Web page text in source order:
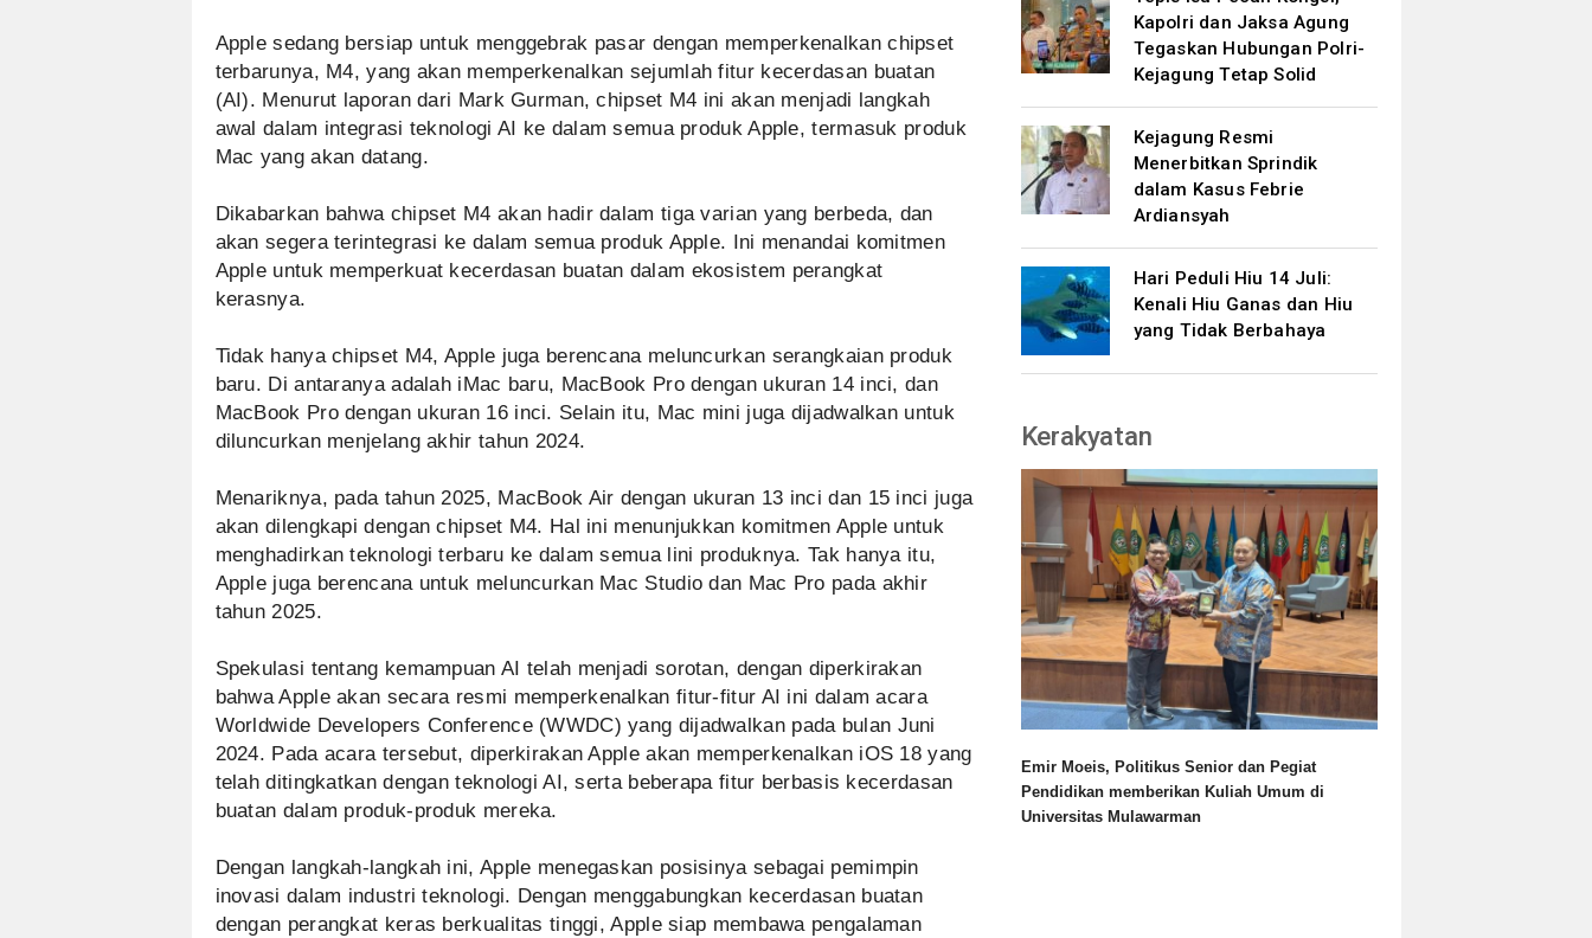
Apple sedang bersiap untuk menggebrak pasar dengan memperkenalkan chipset
terbarunya, M4, yang akan memperkenalkan sejumlah fitur kecerdasan buatan
(AI). Menurut laporan dari Mark Gurman, chipset M4 ini akan menjadi langkah
awal dalam integrasi teknologi AI ke dalam semua produk Apple, termasuk produk
Mac yang akan datang.
Dikabarkan bahwa chipset M4 akan hadir dalam tiga varian yang berbeda, dan
akan segera terintegrasi ke dalam semua produk Apple. Ini menandai komitmen
Apple untuk memperkuat kecerdasan buatan dalam ekosistem perangkat
kerasnya.
Tidak hanya chipset M4, Apple juga berencana meluncurkan serangkaian produk
baru. Di antaranya adalah iMac baru, MacBook Pro dengan ukuran 14 inci, dan
MacBook Pro dengan ukuran 16 inci. Selain itu, Mac mini juga dijadwalkan untuk
diluncurkan menjelang akhir tahun 2024.
Menariknya, pada tahun 2025, MacBook Air dengan ukuran 13 inci dan 15 inci juga
akan dilengkapi dengan chipset M4. Hal ini menunjukkan komitmen Apple untuk
menghadirkan teknologi terbaru ke dalam semua lini produknya. Tak hanya itu,
Apple juga berencana untuk meluncurkan Mac Studio dan Mac Pro pada akhir
tahun 2025.
Spekulasi tentang kemampuan AI telah menjadi sorotan, dengan diperkirakan
bahwa Apple akan secara resmi memperkenalkan fitur-fitur AI ini dalam acara
Worldwide Developers Conference (WWDC) yang dijadwalkan pada bulan Juni
2024. Pada acara tersebut, diperkirakan Apple akan memperkenalkan iOS 18 yang
telah ditingkatkan dengan teknologi AI, serta beberapa fitur berbasis kecerdasan
buatan dalam produk-produk mereka.
Dengan langkah-langkah ini, Apple menegaskan posisinya sebagai pemimpin
inovasi dalam industri teknologi. Dengan menggabungkan kecerdasan buatan
dengan perangkat keras berkualitas tinggi, Apple siap membawa pengalaman
Kapolri dan Jaksa Agung
Tegaskan Hubungan Polri-
Kejagung Tetap Solid
Kejagung Resmi
Menerbitkan Sprindik
dalam Kasus Febrie
Ardiansyah
Hari Peduli Hiu 14 Juli:
Kenali Hiu Ganas dan Hiu
yang Tidak Berbahaya
Kerakyatan
Emir Moeis, Politikus Senior dan Pegiat
Pendidikan memberikan Kuliah Umum di
Universitas Mulawarman